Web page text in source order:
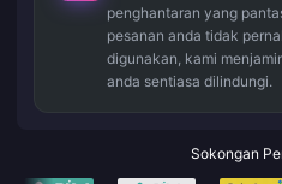
penghantaran yang
pesanan anda tidak
digunakan, kami
anda sentiasa dilindungi.
Sokongan